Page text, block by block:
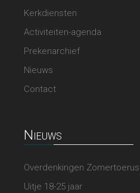
Kerkdiensten
Activiteiten-agenda
Prekenarchief
Nieuws
Contact
Nieuws
Overdenkingen
Uitje 18-25 jaar